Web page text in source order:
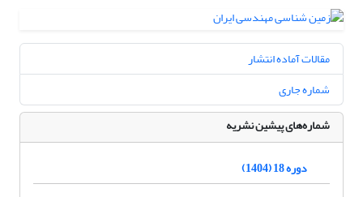
مقالات آماده انتشار
شماره جاری
شماره‌های پیشین نشریه
دوره 18 (1404)